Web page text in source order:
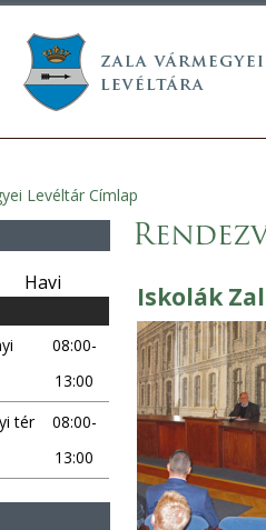
Levéltár Címlap
Iskolák
Havi
08:00-
13:00
tér
08:00-
13:00